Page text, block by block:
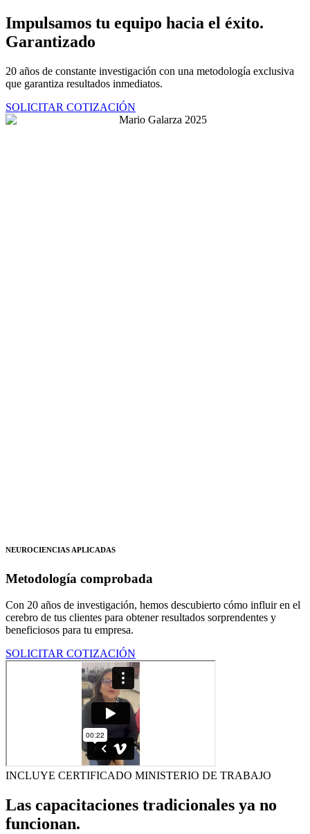
Ir
al
contenido
Impulsamos tu equipo hacia el éxito.
Garantizado
20 años de constante investigación con una metodología exclusiva
que garantiza resultados inmediatos.
SOLICITAR COTIZACIÓN
NEUROCIENCIAS APLICADAS
Metodología comprobada
Con 20 años de investigación, hemos descubierto cómo influir en el
cerebro de tus clientes para obtener resultados sorprendentes y
beneficiosos para tu empresa.
SOLICITAR COTIZACIÓN
INCLUYE CERTIFICADO MINISTERIO DE TRABAJO
Las capacitaciones tradicionales ya no
funcionan.